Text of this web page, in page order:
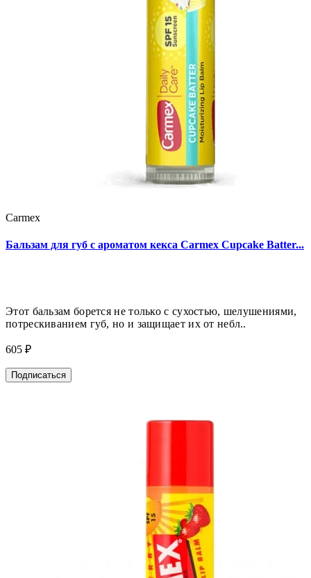
Carmex
Бальзам для губ с ароматом кекса Carmex Cupcake Batter...
Этот бальзам борется не только с сухостью, шелушениями,
потрескиванием губ, но и защищает их от небл..
605 ₽
Подписаться